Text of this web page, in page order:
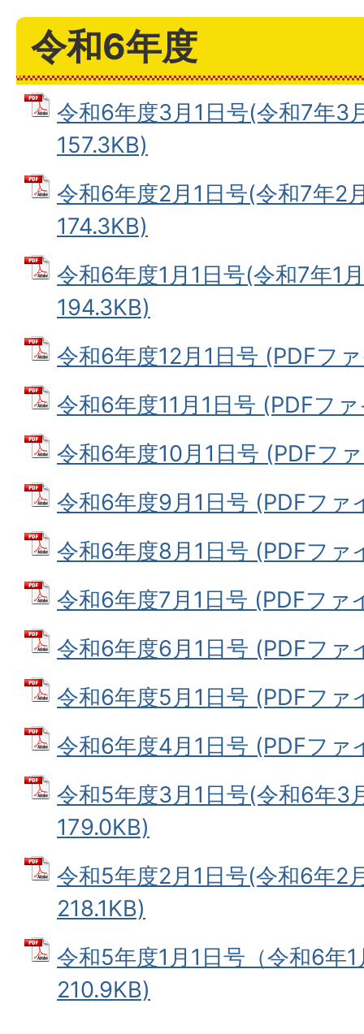
令和6年度
令和6年度3月1日号(令和7年3
157.3KB)
令和6年度2月1日号(令和7年2
174.3KB)
令和6年度1月1日号(令和7年1
194.3KB)
令和6年度12月1日号 (PDFフ
令和6年度11月1日号 (PDFフ
令和6年度10月1日号 (PDFフ
令和6年度9月1日号 (PDFファ
令和6年度8月1日号 (PDFファ
令和6年度7月1日号 (PDFファ
令和6年度6月1日号 (PDFファ
令和6年度5月1日号 (PDFファ
令和6年度4月1日号 (PDFファ
令和5年度3月1日号(令和6年3
179.0KB)
令和5年度2月1日号(令和6年2
218.1KB)
令和5年度1月1日号（令和6年
210.9KB)